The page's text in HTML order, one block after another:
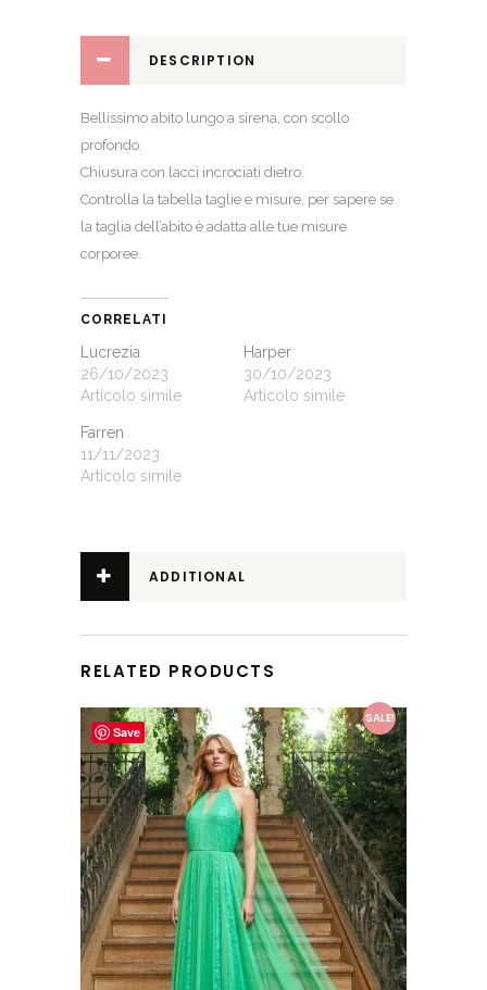
DESCRIPTION
Bellissimo abito lungo a sirena, con scollo
profondo.
Chiusura con lacci incrociati dietro.
Controlla la tabella taglie e misure, per sapere se
la taglia dell’abito è adatta alle tue misure
corporee.
CORRELATI
Lucrezia
26/10/2023
Articolo simile
Harper
30/10/2023
Articolo simile
Farren
11/11/2023
Articolo simile
ADDITIONAL
RELATED PRODUCTS
Save
SALE!
This product has multiple variants. The options may be chosen on the product page